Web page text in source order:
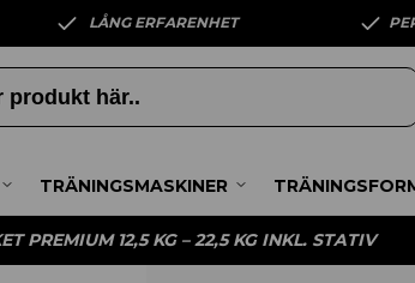
LÅNG ERFARENHET
TRÄNINGSMASKINER
PREMIUM 12,5 KG – 22,5 KG INKL. STATIV